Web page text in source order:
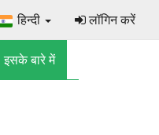
हिन्दी लॉगिन करें
इसके बारे में